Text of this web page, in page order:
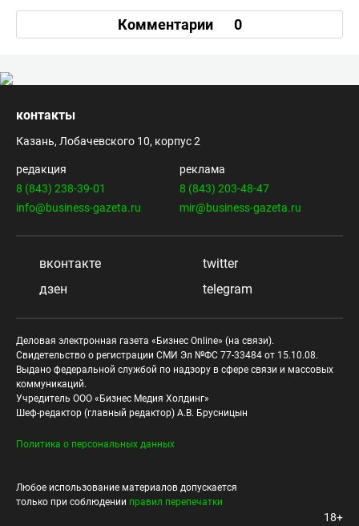
Комментарии 0
контакты
Казань, Лобачевского 10, корпус 2
редакция
8 (843) 238-39-01
info@business-gazeta.ru
реклама
8 (843) 203-48-47
mir@business-gazeta.ru
вконтакте
twitter
дзен
telegram
Деловая электронная газета «Бизнес Online» (на связи).
Свидетельство о регистрации СМИ Эл №ФС 77-33484 от 15.10.08.
Выдано федеральной службой по надзору в сфере связи и массовых
коммуникаций.
Учредитель ООО «Бизнес Медия Холдинг»
Шеф-редактор (главный редактор) А.В. Брусницын
Политика о персональных данных
Любое использование материалов допускается
только при соблюдении правил перепечатки
18+